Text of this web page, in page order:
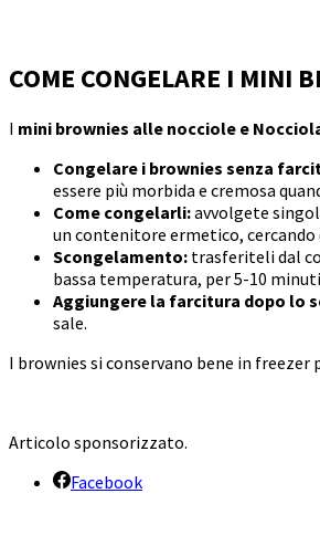
COME CONGELARE I MINI
I mini brownies alle nocciole e
Congelare i brownies senza
essere più morbida e cremosa
Come congelarli:avvolgete
un contenitore ermetico, cercando
Scongelamento: trasferiteli dal
bassa temperatura, per 5-10
Aggiungere la farcitura dopo lo
sale.
I brownies si conservano bene in freezer
Articolo sponsorizzato.
Facebook